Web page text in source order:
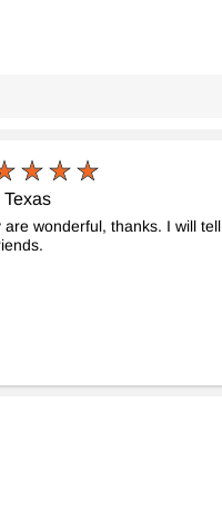
Texas
are wonderful, thanks. I will tell